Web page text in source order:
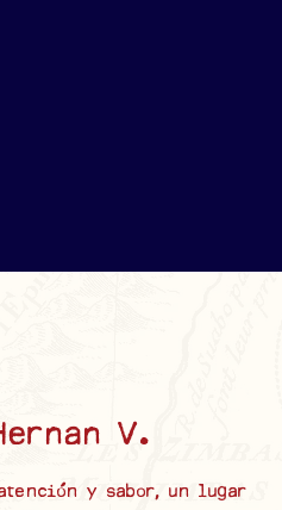
V.
y sabor, un lugar